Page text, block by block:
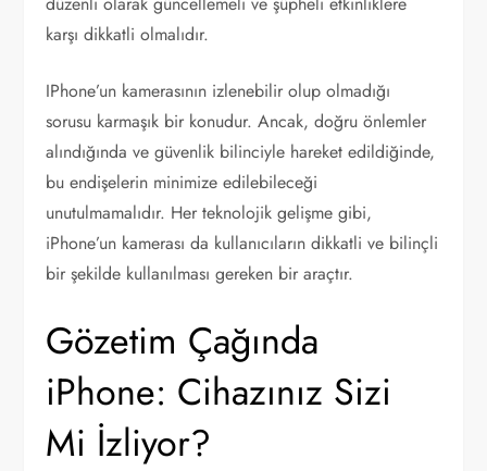
karşı dikkatli olmalıdır.
IPhone’un kamerasının izlenebilir olup olmadığı
sorusu karmaşık bir konudur. Ancak, doğru önlemler
alındığında ve güvenlik bilinciyle hareket edildiğinde,
bu endişelerin minimize edilebileceği
unutulmamalıdır. Her teknolojik gelişme gibi,
iPhone’un kamerası da kullanıcıların dikkatli ve bilinçli
bir şekilde kullanılması gereken bir araçtır.
Gözetim Çağında
iPhone: Cihazınız Sizi
Mi İzliyor?